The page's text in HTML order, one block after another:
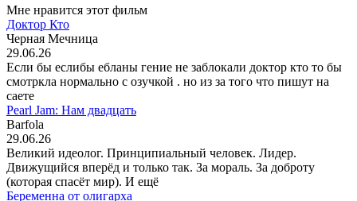
Мне нравится этот фильм
Доктор Кто
Черная Мечница
29.06.26
Если бы еслибы ебланы гение не заблокали доктор кто то бы
смотркла нормально с озучкой . но из за того что пишут на
саете
Pearl Jam: Нам двадцать
Barfola
29.06.26
Великий идеолог. Принципиальный человек. Лидер.
Движущийся вперёд и только так. За мораль. За доброту
(которая спасёт мир). И ещё
Беременна от олигарха